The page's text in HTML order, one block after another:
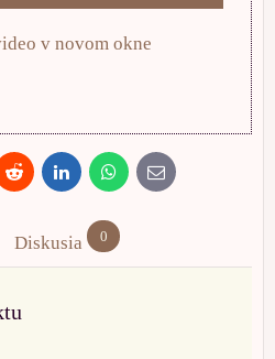
v novom okne
Reddit LinkedInWhatsApp
E-
mail
Diskusia 0